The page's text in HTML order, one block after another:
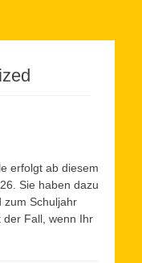
erfolgt ab diesem
Sie haben dazu
zum Schuljahr
der Fall, wenn Ihr